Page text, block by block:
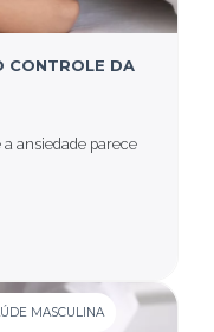
CONTROLE DA
ansiedade parece
MASCULINA